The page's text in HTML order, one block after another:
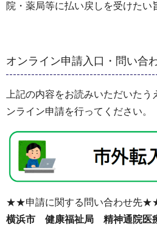
院・薬局等に払い戻しを受けたい
オンライン申請入口・問い合
上記の内容をお読みいただいた
ンライン申請を行ってください。
★★申請に関する問い合わせ先
横浜市 健康福祉局 精神通院医